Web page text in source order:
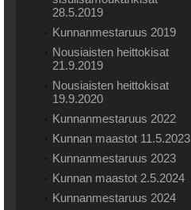
28.5.2019
Kunnanmestaruus 2019
Nousiaisten heittokisat
21.9.2019
Nousiaisten heittokisat
19.9.2020
Kunnanmestaruus 2022
Kunnan maastot 11.5.2023
Kunnanmestaruus 2023
Kunnan maastot 2.5.2024
Kunnanmestaruus 2024